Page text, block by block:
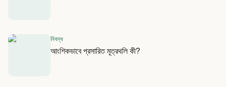
নিবন্ধ
আংশিকভাবে প্রসারিত মূত্রথলি কী?